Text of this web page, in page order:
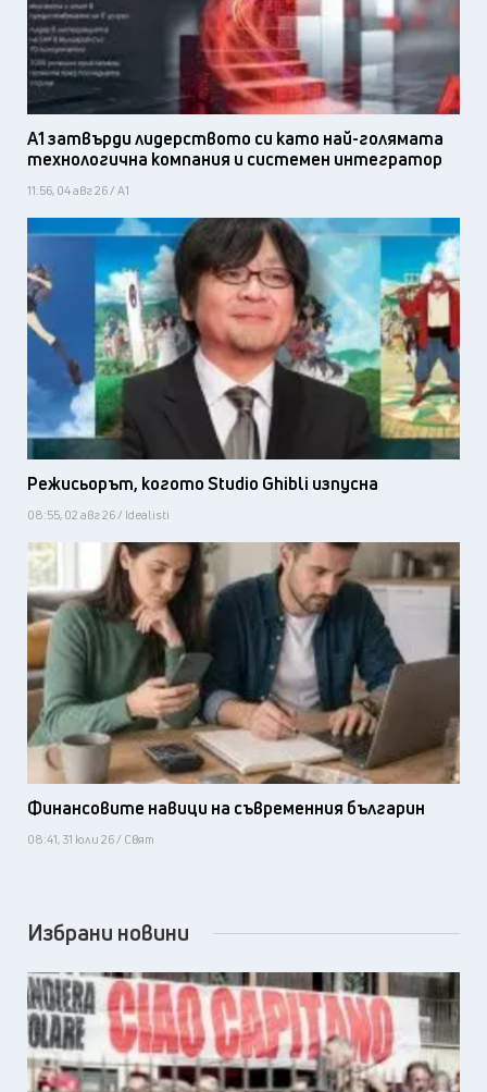
А1 затвърди лидерството си като най-голямата
технологична компания и системен интегратор
11:56, 04 авг 26 / А1
Режисьорът, когото Studio Ghibli изпусна
08:55, 02 авг 26 / Idealisti
Финансовите навици на съвременния българин
08:41, 31 юли 26 / Свят
Избрани новини